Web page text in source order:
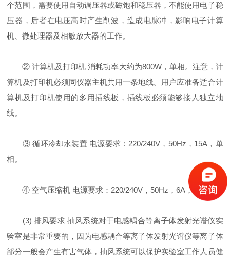
个范围，需要使用自动调压器或磁饱和稳压器，不能使用电子稳
压器，后者在电压高时产生削波，造成电脉冲，影响电子计算
机、微处理器及相敏放大器的工作。
② 计算机及打印机 消耗功率大约为800W，单相。注意，计
算机及打印机必须同仪器主机共用一条地线。用户应准备适合计
算机及打印机使用的多用插线板，插线板必须能够接人独立地
线。
③ 循环冷却水装置 电源要求：220/240V，50Hz，15A，单
相。
④ 空气压缩机 电源要求：220/240V，50Hz，6A，单相。
(3) 排风要求 抽风系统对于电感耦合等离子体发射光谱仪实
验室是非常重要的，因为电感耦合等离子体发射光谱仪等离子体
部分一般会产生有害气体，抽风系统可以保护实验室工作人员健